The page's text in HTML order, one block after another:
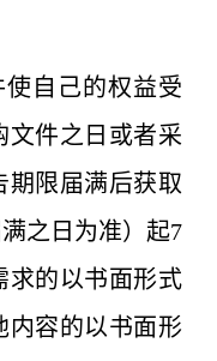
自己的权益受
文件之日或者采
期限届满后获取
之日为准）起7
求的以书面形式
内容的以书面形